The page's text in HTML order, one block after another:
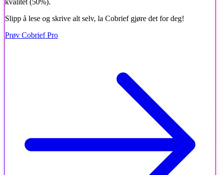
Slipp å lese og skrive alt selv, la Cobrief gjøre det for deg!
Prøv Cobrief Pro